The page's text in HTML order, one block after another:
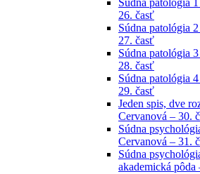
26. časť
Súdna patológia
27. časť
Súdna patológia
28. časť
Súdna patológia
29. časť
Jeden spis, dve
Cervanová – 30.
Súdna
Cervanová – 31.
Súdna
akademická